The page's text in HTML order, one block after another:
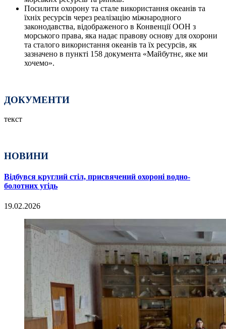
Посилити охорону та стале використання океанів та
їхніх ресурсів через реалізацію міжнародного
законодавства, відображеного в Конвенції ООН з
морського права, яка надає правову основу для охорони
та сталого використання океанів та їх ресурсів, як
зазначено в пункті 158 документа «Майбутнє, яке ми
хочемо».
ДОКУМЕНТИ
текст
НОВИНИ
Відбувся круглий стіл, присвячений охороні водно-
болотних угідь
19.02.2026